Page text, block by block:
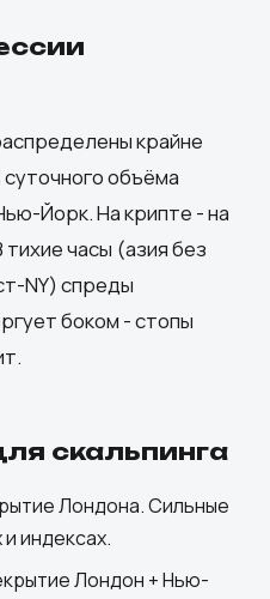
крайне
объёма
Йорк. На крипте - на
часы (азия без
NY) спреды
боком - стопы
скальпинга
Лондона. Сильные
индексах.
Лондон + Нью-